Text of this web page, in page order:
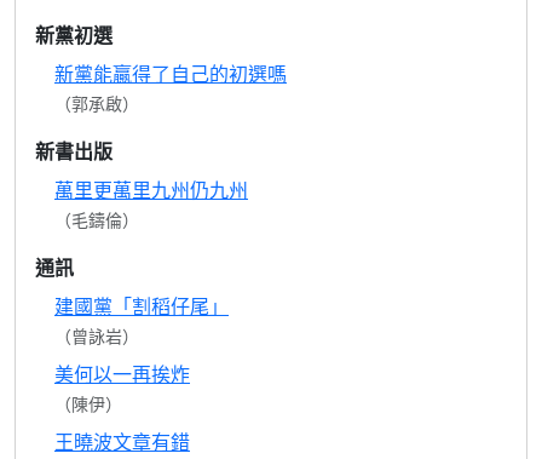
新黨初選
新黨能贏得了自己的初選嗎
（郭承啟）
新書出版
萬里更萬里九州仍九州
（毛鑄倫）
通訊
建國黨「割稻仔尾」
（曾詠岩）
美何以一再挨炸
（陳伊）
王曉波文章有錯